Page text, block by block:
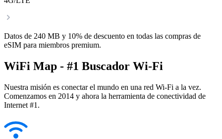
Datos de 240 MB y 10% de descuento en todas las compras de
eSIM para miembros premium.
WiFi Map - #1 Buscador Wi-Fi
Nuestra misión es conectar el mundo en una red Wi-Fi a la vez.
Comenzamos en 2014 y ahora la herramienta de conectividad de
Internet #1.